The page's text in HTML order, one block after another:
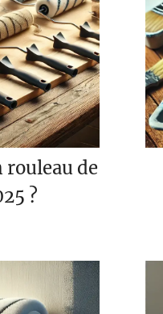
de
?